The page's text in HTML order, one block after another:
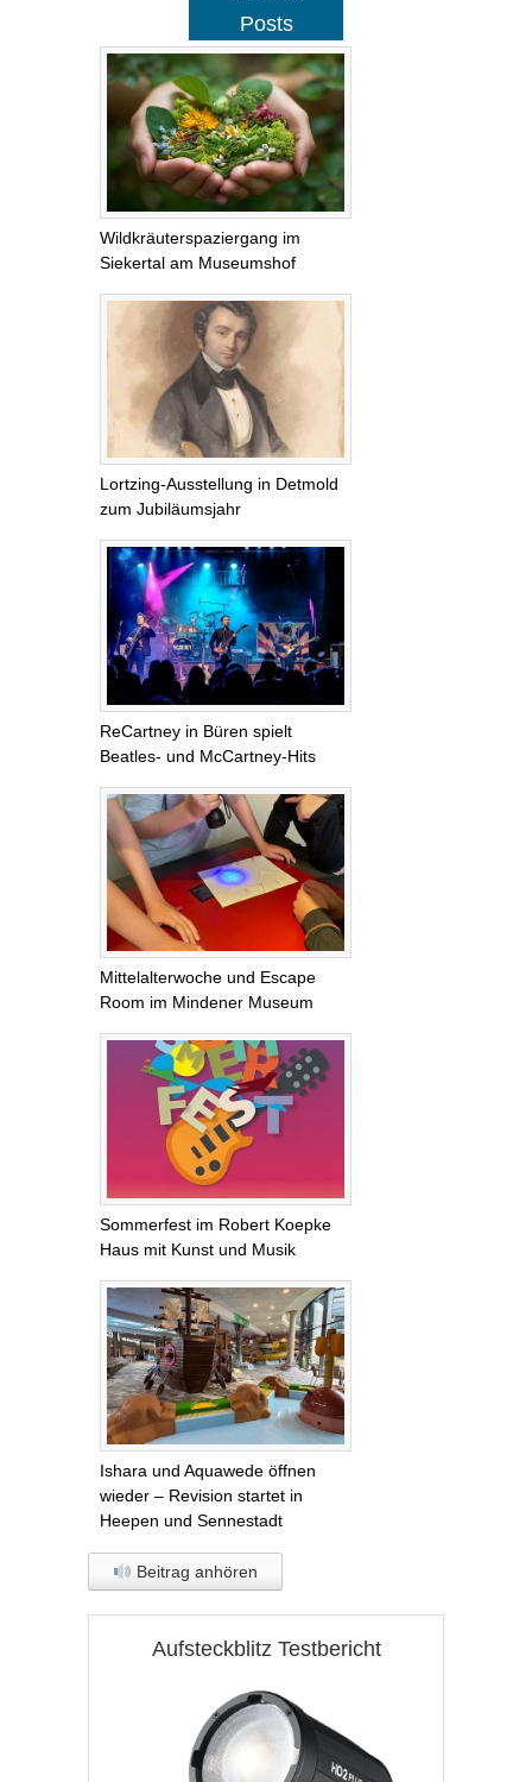
Posts
Wildkräuterspaziergang im
Siekertal am Museumshof
Lortzing-Ausstellung in Detmold
zum Jubiläumsjahr
ReCartney in Büren spielt
Beatles- und McCartney-Hits
Mittelalterwoche und Escape
Room im Mindener Museum
Sommerfest im Robert Koepke
Haus mit Kunst und Musik
Ishara und Aquawede öffnen
wieder – Revision startet in
Heepen und Sennestadt
Beitrag anhören
Aufsteckblitz Testbericht